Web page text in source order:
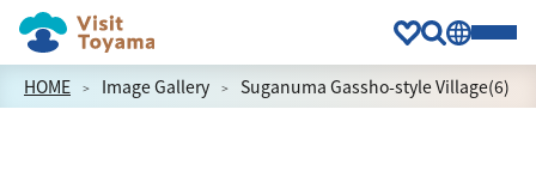
HOME Image Gallery Suganuma Gassho-style Village(6)